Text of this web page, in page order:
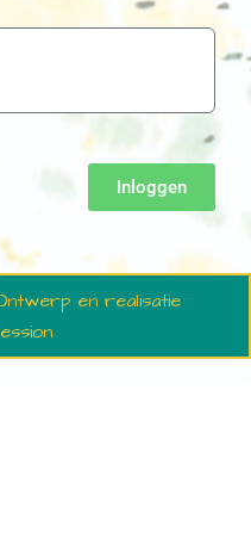
Inloggen
en realisatie